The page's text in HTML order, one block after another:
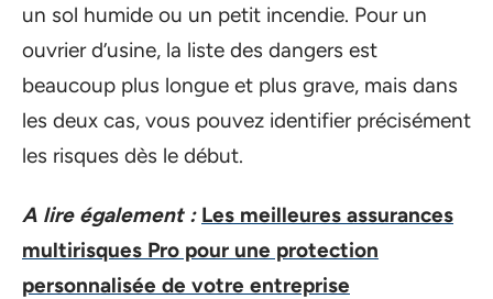
un sol humide ou un petit incendie. Pour un
ouvrier d’usine, la liste des dangers est
beaucoup plus longue et plus grave, mais dans
les deux cas, vous pouvez identifier précisément
les risques dès le début.
A lire également : Les meilleures assurances
multirisques Pro pour une protection
personnalisée de votre entreprise